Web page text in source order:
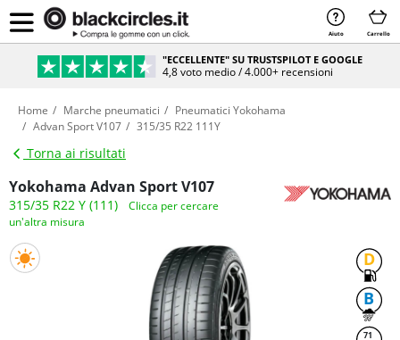
Aiuto Carrello
"ECCELLENTE" SU TRUSTSPILOT E GOOGLE
4,8 voto medio / 4.000+ recensioni
Home Marche pneumatici
Pneumatici Yokohama
Advan Sport V107
315/35 R22 111Y
Torna ai risultati
Yokohama Advan Sport V107
315/35 R22 Y (111)
Clicca per cercare
un'altra misura
D
B
71